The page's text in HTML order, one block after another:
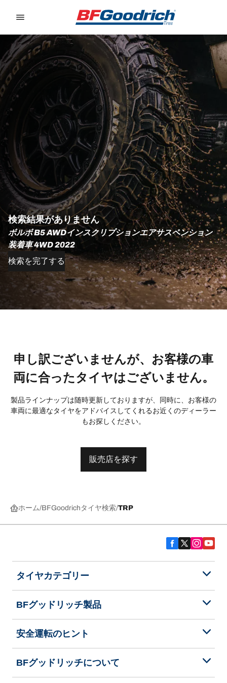
検索結果がありません
ボルボ B5 AWDインスクリプションエアサスペンション
装着車 4WD 2022
検索を完了する
申し訳ございませんが、お客様の車
両に合ったタイヤはございません。
製品ラインナップは随時更新しておりますが、同時に、お客様の
車両に最適なタイヤをアドバイスしてくれるお近くのディーラー
もお探しください。
販売店を探す
ホーム BFGoodrichタイヤ検索 TRP
タイヤカテゴリー
BFグッドリッチ製品
安全運転のヒント
BFグッドリッチについて